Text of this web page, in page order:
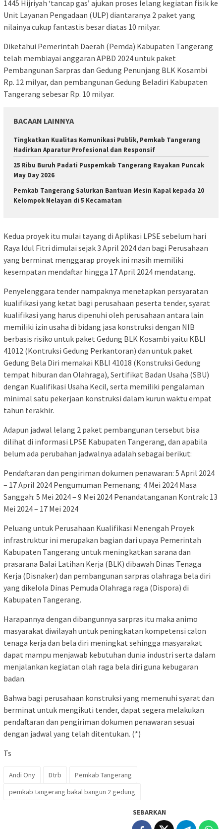
1445 Hijriyah ‘tancap gas’ ajukan proses lelang kegiatan fisik ke
Unit Layanan Pengadaan (ULP) diantaranya 2 paket yang
nilainya cukup fantastis besar diatas 10 milyar.
Diketahui Pemerintah Daerah (Pemda) Kabupaten Tangerang
telah membiayai anggaran APBD 2024 untuk paket
Pembangunan Sarpras dan Gedung Penunjang BLK Kosambi
Rp. 12 milyar, dan pembangunan Gedung Beladiri Kabupaten
Tangerang sebesar Rp. 10 milyar.
BACAAN LAINNYA
Tingkatkan Kualitas Komunikasi Publik, Pemkab Tangerang
Hadirkan Aparatur Profesional dan Responsif
25 Ribu Buruh Padati Puspemkab Tangerang Rayakan Puncak
May Day 2026
Pemkab Tangerang Salurkan Bantuan Mesin Kapal kepada 20
Kelompok Nelayan di 5 Kecamatan
Kedua proyek itu mulai tayang di Aplikasi LPSE sebelum hari
Raya Idul Fitri dimulai sejak 3 April 2024 dan bagi Perusahaan
yang berminat menggarap proyek ini masih memiliki
kesempatan mendaftar hingga 17 April 2024 mendatang.
Penyelenggara tender nampaknya menetapkan persyaratan
kualifikasi yang ketat bagi perusahaan peserta tender, syarat
kualifikasi yang harus dipenuhi oleh perusahaan antara lain
memiliki izin usaha di bidang jasa konstruksi dengan NIB
berbasis risiko untuk paket Gedung BLK Kosambi yaitu KBLI
41012 (Kontruksi Gedung Perkantoran) dan untuk paket
Gedung Bela Diri memakai KBLI 41018 (Konstruksi Gedung
tempat hiburan dan Olahraga), Sertifikat Badan Usaha (SBU)
dengan Kualifikasi Usaha Kecil, serta memiliki pengalaman
minimal satu pekerjaan konstruksi dalam kurun waktu empat
tahun terakhir.
Adapun jadwal lelang 2 paket pembangunan tersebut bisa
dilihat di informasi LPSE Kabupaten Tangerang, dan apabila
belum ada perubahan jadwalnya adalah sebagai berikut:
Pendaftaran dan pengiriman dokumen penawaran: 5 April 2024
– 17 April 2024 Pengumuman Pemenang: 4 Mei 2024 Masa
Sanggah: 5 Mei 2024 – 9 Mei 2024 Penandatanganan Kontrak: 13
Mei 2024 – 17 Mei 2024
Peluang untuk Perusahaan Kualifikasi Menengah Proyek
infrastruktur ini merupakan bagian dari upaya Pemerintah
Kabupaten Tangerang untuk meningkatkan sarana dan
prasarana Balai Latihan Kerja (BLK) dibawah Dinas Tenaga
Kerja (Disnaker) dan pembangunan sarpras olahraga bela diri
yang dikelola Dinas Pemuda Olahraga raga (Dispora) di
Kabupaten Tangerang.
Harapannya dengan dibangunnya sarpras itu maka animo
masyarakat diwilayah untuk peningkatan kompetensi calon
tenaga kerja dan bela diri meningkat sehingga masyarakat
dapat mampu menjawab kebutuhan dunia industri serta dalam
menjalankan kegiatan olah raga bela diri guna kebugaran
badan.
Bahwa bagi perusahaan konstruksi yang memenuhi syarat dan
berminat untuk mengikuti tender, dapat segera melakukan
pendaftaran dan pengiriman dokumen penawaran sesuai
dengan jadwal yang telah ditentukan. (*)
Ts
Andi Ony Dtrb
Pemkab Tangerang
pemkab tangerang bakal bangun 2 gedung
SEBARKAN